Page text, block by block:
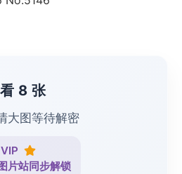
8 张
大图等待解密
片站同步解锁